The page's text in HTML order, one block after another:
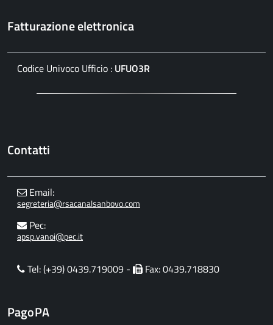
Fatturazione elettronica
Codice Univoco Ufficio : UFUO3R
Contatti
Email:
segreteria@rsacanalsanbovo.com
Pec:
apsp.vanoi@pec.it
Tel: (+39) 0439.719009 - Fax: 0439.718830
PagoPA